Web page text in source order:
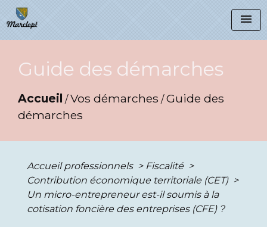
menu
Guide des démarches
Accueil /Vos démarches /Guide des
démarches
Accueil professionnels > Fiscalité >
Contribution économique territoriale (CET) >
Un micro-entrepreneur est-il soumis à la
cotisation foncière des entreprises (CFE) ?